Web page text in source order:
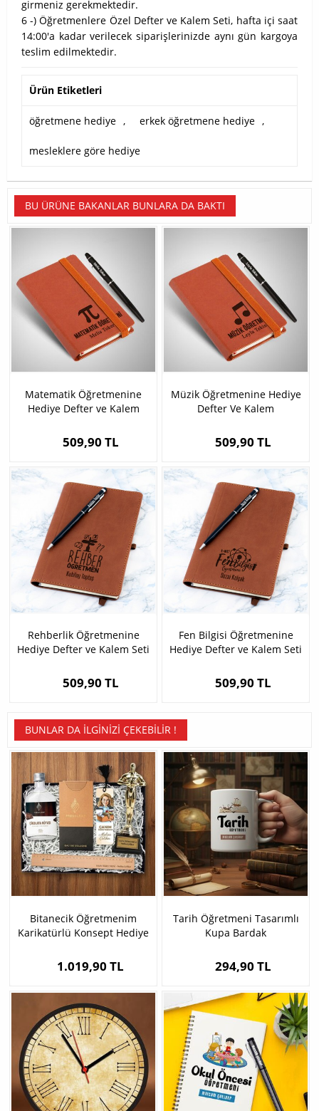
girmeniz gerekmektedir.
6 -) Öğretmenlere Özel Defter ve Kalem Seti, hafta içi saat
14:00'a kadar verilecek siparişlerinizde aynı gün kargoya
teslim edilmektedir.
Ürün Etiketleri
öğretmene hediye , erkek öğretmene hediye ,
mesleklere göre hediye
BU ÜRÜNE BAKANLAR BUNLARA DA BAKTI
Matematik Öğretmenine
Hediye Defter ve Kalem
509,90 TL
Müzik Öğretmenine Hediye
Defter Ve Kalem
509,90 TL
Rehberlik Öğretmenine
Hediye Defter ve Kalem Seti
509,90 TL
Fen Bilgisi Öğretmenine
Hediye Defter ve Kalem Seti
509,90 TL
BUNLAR DA İLGINIZI ÇEKEBILIR !
Bitanecik Öğretmenim
Karikatürlü Konsept Hediye
1.019,90 TL
Tarih Öğretmeni Tasarımlı
Kupa Bardak
294,90 TL